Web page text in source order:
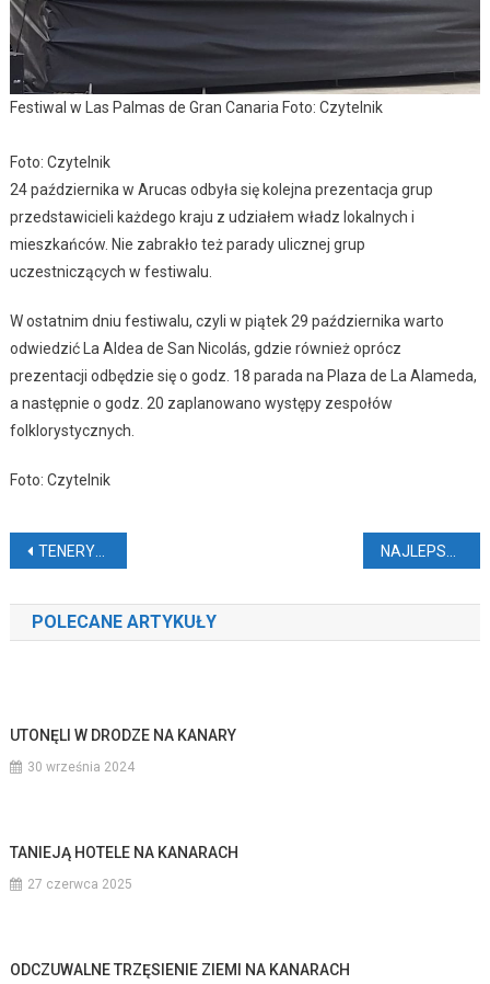
Festiwal w Las Palmas de Gran Canaria Foto: Czytelnik
Foto: Czytelnik
24 października w Arucas odbyła się kolejna prezentacja grup
przedstawicieli każdego kraju z udziałem władz lokalnych i
mieszkańców. Nie zabrakło też parady ulicznej grup
uczestniczących w festiwalu.
W ostatnim dniu festiwalu, czyli w piątek 29 października warto
odwiedzić La Aldea de San Nicolás, gdzie również oprócz
prezentacji odbędzie się o godz. 18 parada na Plaza de La Alameda,
a następnie o godz. 20 zaplanowano występy zespołów
folklorystycznych.
Foto: Czytelnik
Nawigacja
wpisu
TENERYFA NAJZDROWSZYM MIEJSCEM W HISZPANII
POLECANE ARTYKUŁY
UTONĘLI W DRODZE NA KANARY
30 września 2024
TANIEJĄ HOTELE NA KANARACH
27 czerwca 2025
ODCZUWALNE TRZĘSIENIE ZIEMI NA KANARACH